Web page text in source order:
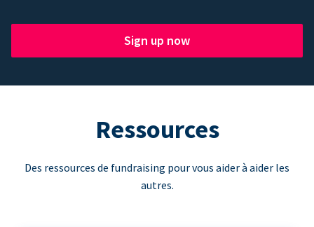
Sign up now
Ressources
Des ressources de fundraising pour vous aider à aider les
autres.